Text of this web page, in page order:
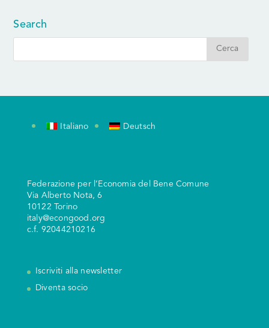
Search
Italiano Deutsch
Federazione per l’Economia del Bene Comune
Via Alberto Nota, 6
10122 Torino
italy@econgood.org
c.f. 92044210216
Iscriviti alla newsletter
Diventa socio